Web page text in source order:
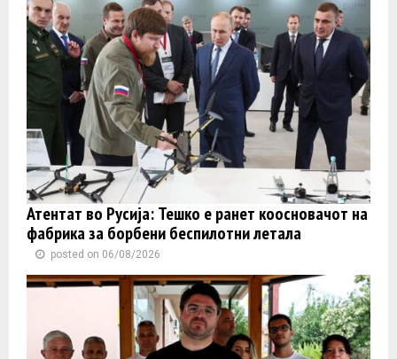
Атентат во Русија: Тешко е ранет коосновачот на
фабрика за борбени беспилотни летала
posted on 06/08/2026